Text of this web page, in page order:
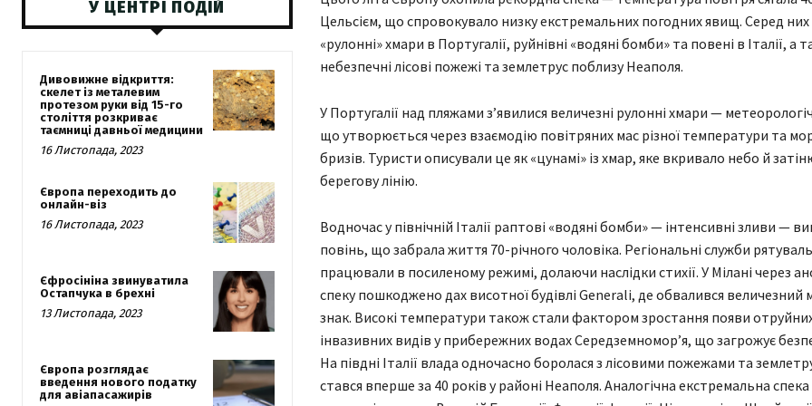
У ЦЕНТРІ ПОДІЙ
Дивовижне відкриття:
скелет із металевим
протезом руки від 15-го
століття розкриває
таємниці давньої медицини
16 Листопада, 2023
Європа переходить до
онлайн-віз
16 Листопада, 2023
Єфросініна звинуватила
Остапчука в брехні
13 Листопада, 2023
Європа розглядає
введення нового податку
для авіапасажирів
Цельсієм, що спровокувало низку екстремальних погодних явищ. Серед них
«рулонні» хмари в Португалії, руйнівні «водяні бомби» та повені в Італії, а
небезпечні лісові пожежі та землетрус поблизу Неаполя.
У Португалії над пляжами з’явилися величезні рулонні хмари —
що утворюється через взаємодію повітряних мас різної температури та
бризів. Туристи описували це як «цунамі» із хмар, яке вкривало небо й
берегову лінію.
Водночас у північній Італії раптові «водяні бомби» — інтенсивні зливи —
повінь, що забрала життя 70-річного чоловіка. Регіональні служби
працювали в посиленому режимі, долаючи наслідки стихії. У Мілані через
спеку пошкоджено дах висотної будівлі Generali, де обвалився величезний
знак. Високі температури також стали фактором зростання появи
інвазивних видів у прибережних водах Середземномор’я, що загрожує
На півдні Італії влада одночасно боролася з лісовими пожежами та
стався вперше за 40 років у районі Неаполя. Аналогічна екстремальна спека